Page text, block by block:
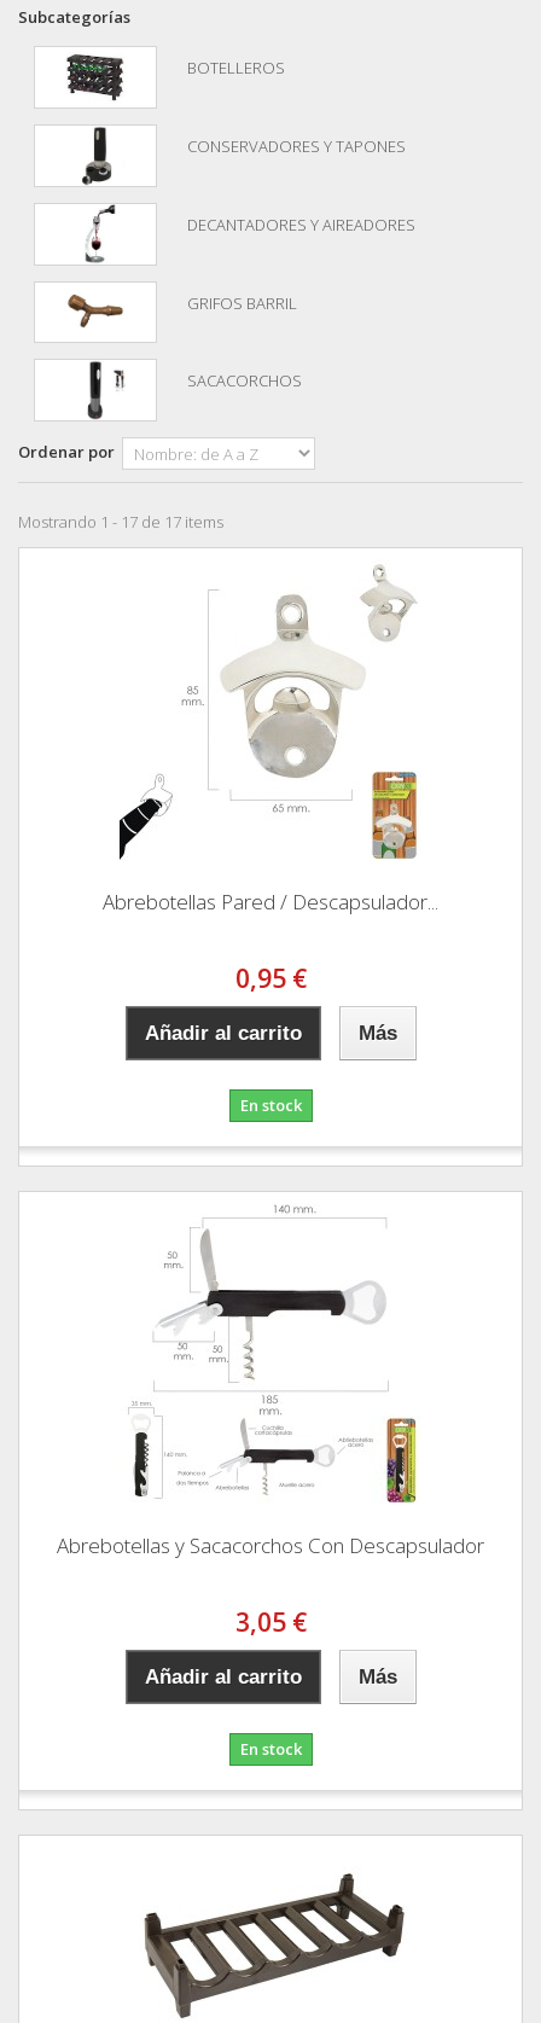
Subcategorías
BOTELLEROS
CONSERVADORES Y TAPONES
DECANTADORES Y AIREADORES
GRIFOS BARRIL
SACACORCHOS
Ordenar por
Mostrando 1 - 17 de 17 items
Abrebotellas Pared / Descapsulador...
0,95 €
Añadir al carrito Más
En stock
Abrebotellas y Sacacorchos Con Descapsulador
3,05 €
Añadir al carrito Más
En stock